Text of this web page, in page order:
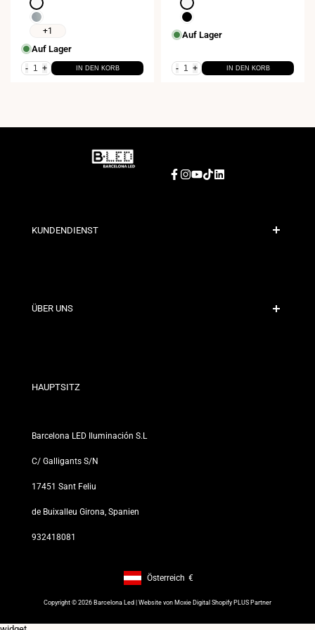
Weiß
Chrom
+1
Auf Lager
- + IN DEN KORB
Weiß
Schwarz
Auf Lager
- + IN DEN KORB
Facebook
Instagram
YouTube
TikTokLinkedIn
KUNDENDIENST
Kontakt
ÜBER UNS
Unsere Geschäfte
HAUPTSITZ
Barcelona LED Iluminación S.L
C/ Galligants S/N
17451 Sant Feliu
de Buixalleu Girona, Spanien
932418081
Footer: Österreich, €
Österreich €
Copyright © 2026 Barcelona Led | Website von Moxie Digital Shopify PLUS Partner